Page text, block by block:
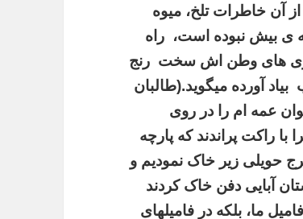
از آن خاطرات تلخ، میوه
ی بیش نبوده است، راه
های وطن اش سخت رنج
آورده میگوید.(طالبان
عمه ام را در روی
راکت پراندند که پارچه
حویلی زیر خاک نمودیم و
آبایی دفن خاک کردند
ما، بلکه در فامیلهای